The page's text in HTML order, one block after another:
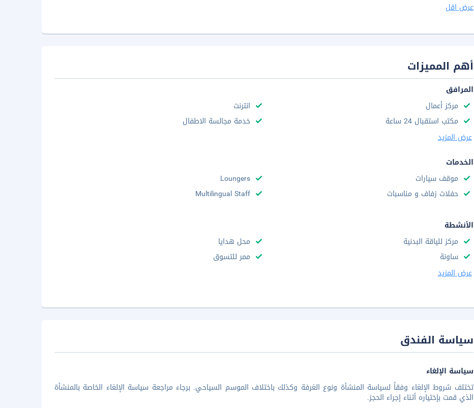
عرض اقل
أهم المميزات
المرافق
مركز أعمال
انترنت
مكتب استقبال 24 ساعة
خدمة مجالسة الاطفال
عرض المزيد
الخدمات
موقف سيارات
Loungers
حفلات زفاف و مناسبات
Multilingual Staff
الأنشطة
مركز للياقة البدنية
محل هدايا
ساونة
ممر للتسوق
عرض المزيد
سياسة الفندق
سياسة الإلغاء
تختلف شروط الإلغاء وفقاً لسياسة المنشأة ونوع الغرفة وكذلك باختلاف الموسم السياحي. برجاء مراجعة سياسة الإلغاء الخاصة بالمنشأة
الذي قمت بإختياره أثناء إجراء الحجز.